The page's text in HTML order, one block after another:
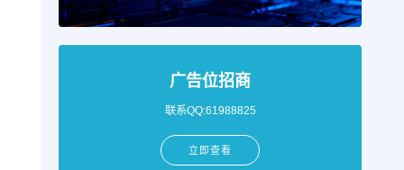
广告位招商
联系QQ:61988825
立即查看